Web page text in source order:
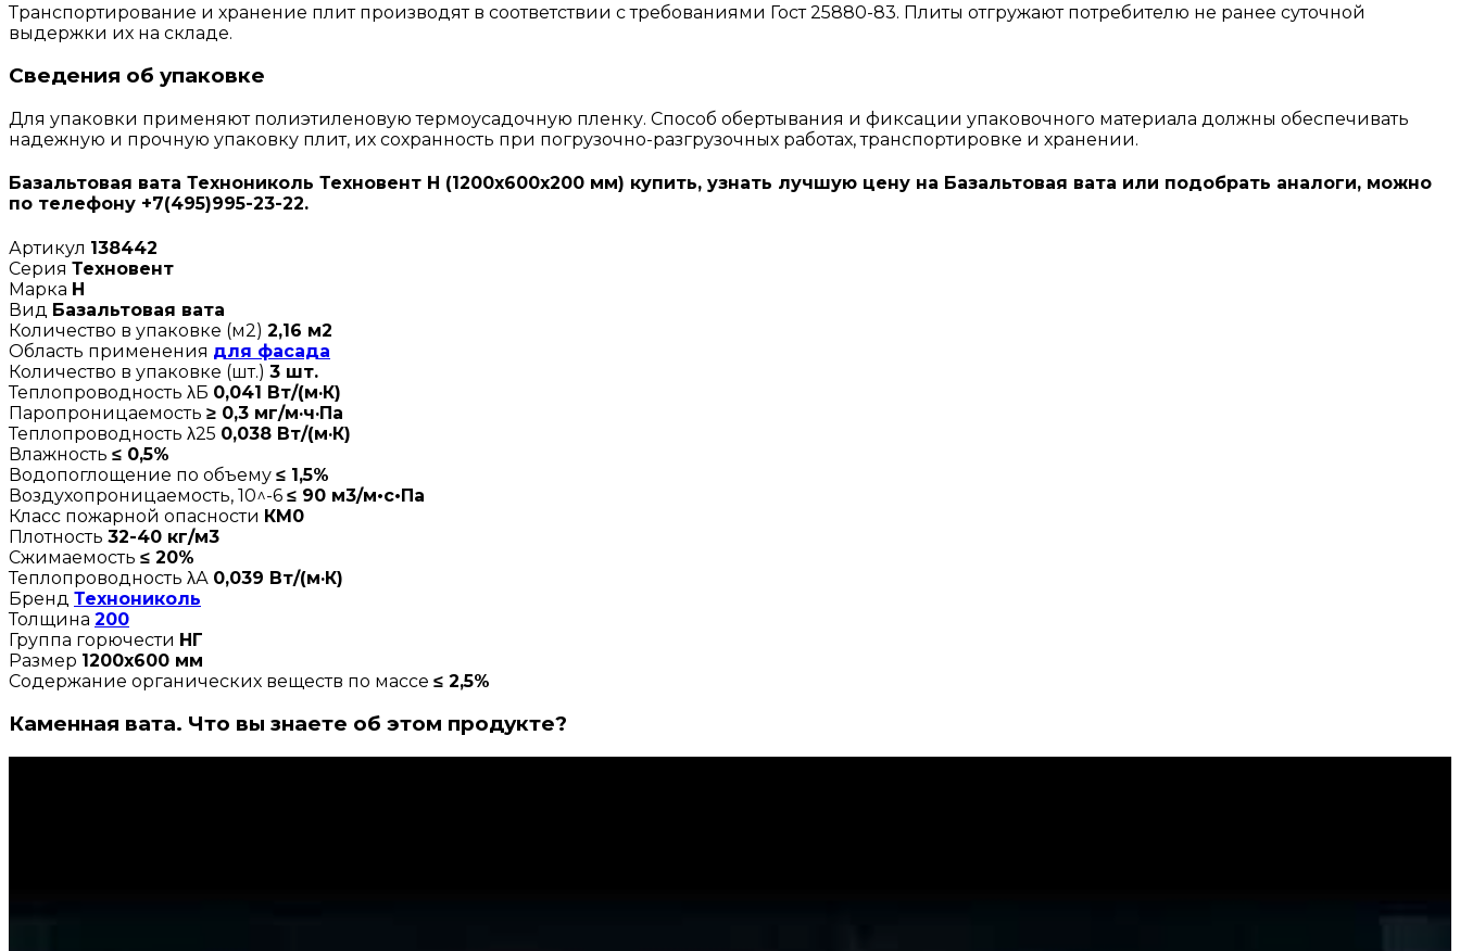
Транспортирование и хранение плит производят в соответствии с требованиями Гост 25880-83. Плиты отгружают потребителю не ранее суточной
выдержки их на складе.
Сведения об упаковке
Для упаковки применяют полиэтиленовую термоусадочную пленку. Способ обертывания и фиксации упаковочного материала должны обеспечивать
надежную и прочную упаковку плит, их сохранность при погрузочно-разгрузочных работах, транспортировке и хранении.
Базальтовая вата Технониколь Техновент Н (1200х600х200 мм) купить, узнать лучшую цену на Базальтовая вата или подобрать аналоги, можно
по телефону +7(495)995-23-22.
Артикул 138442
Серия Техновент
Марка Н
Вид Базальтовая вата
Количество в упаковке (м2) 2,16 м2
Область применения для фасада
Количество в упаковке (шт.) 3 шт.
Теплопроводность λБ 0,041 Вт/(м·К)
Паропроницаемость ≥ 0,3 мг/м·ч·Па
Теплопроводность λ25 0,038 Вт/(м·К)
Влажность ≤ 0,5%
Водопоглощение по объему ≤ 1,5%
Воздухопроницаемость, 10^-6 ≤ 90 м3/м•с•Па
Класс пожарной опасности КМ0
Плотность 32-40 кг/м3
Сжимаемость ≤ 20%
Теплопроводность λА 0,039 Вт/(м·К)
Бренд Технониколь
Толщина 200
Группа горючести НГ
Размер 1200х600 мм
Содержание органических веществ по массе ≤ 2,5%
Каменная вата. Что вы знаете об этом продукте?